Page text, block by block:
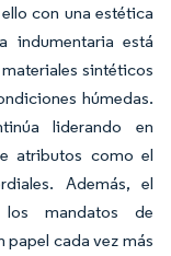
con una estética
indumentaria está
sintéticos
húmedas.
liderando en
atributos como el
Además, el
los mandatos de
papel cada vez más